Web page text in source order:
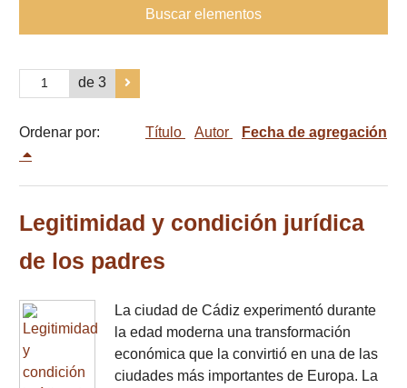
Buscar elementos
de 3
Ordenar por: Título Autor Fecha de agregación
Legitimidad y condición jurídica
de los padres
La ciudad de Cádiz experimentó durante
la edad moderna una transformación
económica que la convirtió en una de las
ciudades más importantes de Europa. La